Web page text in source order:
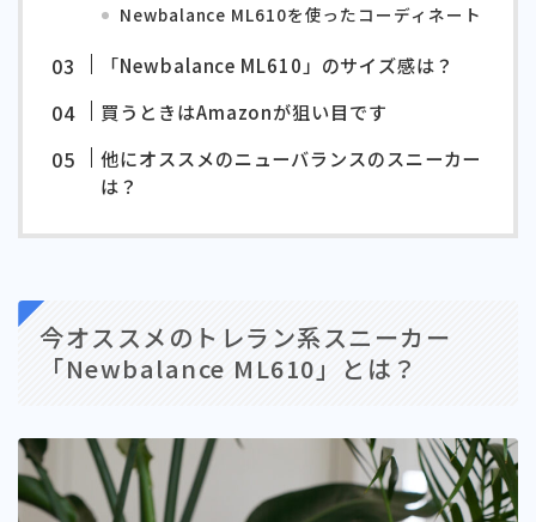
Newbalance ML610を使ったコーディネート
「Newbalance ML610」のサイズ感は？
買うときはAmazonが狙い目です
他にオススメのニューバランスのスニーカー
は？
今オススメのトレラン系スニーカー
「Newbalance ML610」とは？